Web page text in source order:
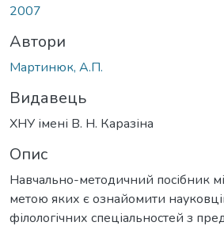
2007
Автори
Мартинюк, А.П.
Видавець
ХНУ імені В. Н. Каразіна
Опис
Навчально-методичний посібник
метою яких є ознайомити
філологічних спеціальностей з